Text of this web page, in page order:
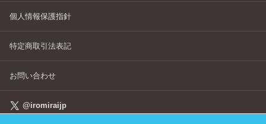
個人情報保護指針
特定商取引法表記
お問い合わせ
@iromiraijp